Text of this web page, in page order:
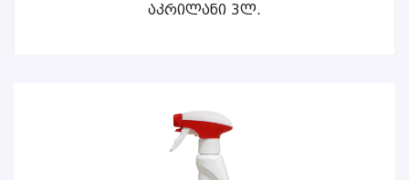
ᲕᲠᲪᲚᲐᲓ
Აკრილანი 3ლ.